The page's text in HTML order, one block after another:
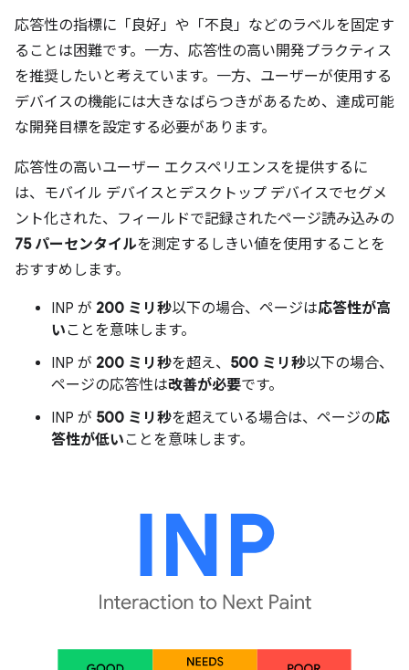
応答性の指標に「良好」や「不良」などのラベルを固定す
ることは困難です。一方、応答性の高い開発プラクティス
を推奨したいと考えています。一方、ユーザーが使用する
デバイスの機能には大きなばらつきがあるため、達成可能
な開発目標を設定する必要があります。
応答性の高いユーザー エクスペリエンスを提供するに
は、モバイル デバイスとデスクトップ デバイスでセグメ
ント化された、フィールドで記録されたページ読み込みの
75 パーセンタイルを測定するしきい値を使用することを
おすすめします。
INP が 200 ミリ秒以下の場合、ページは応答性が高
い ことを意味します。
INP が 200 ミリ秒を超え、 500 ミリ秒以下の場合、
ページの応答性は改善が必要です。
INP が 500 ミリ秒を超えている場合は、ページの応
答性が低い ことを意味します。